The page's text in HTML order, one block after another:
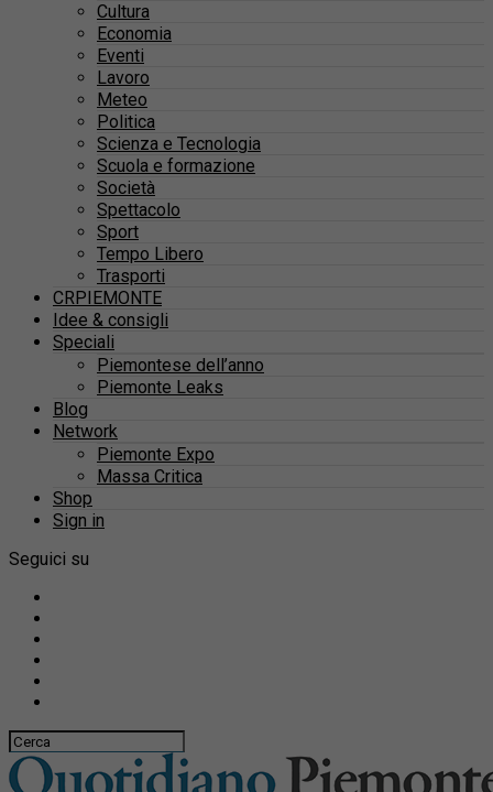
Cultura
Economia
Eventi
Lavoro
Meteo
Politica
Scienza e Tecnologia
Scuola e formazione
Società
Spettacolo
Sport
Tempo Libero
Trasporti
CRPIEMONTE
Idee & consigli
Speciali
Piemontese dell’anno
Piemonte Leaks
Blog
Network
Piemonte Expo
Massa Critica
Shop
Sign in
Seguici su